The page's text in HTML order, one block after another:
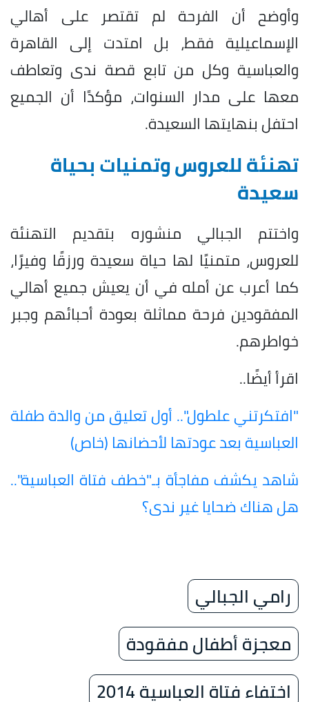
وأوضح أن الفرحة لم تقتصر على أهالي
الإسماعيلية فقط، بل امتدت إلى القاهرة
والعباسية وكل من تابع قصة ندى وتعاطف
معها على مدار السنوات، مؤكدًا أن الجميع
احتفل بنهايتها السعيدة.
تهنئة للعروس وتمنيات بحياة
سعيدة
واختتم الجبالي منشوره بتقديم التهنئة
للعروس، متمنيًا لها حياة سعيدة ورزقًا وفيرًا،
كما أعرب عن أمله في أن يعيش جميع أهالي
المفقودين فرحة مماثلة بعودة أحبائهم وجبر
خواطرهم.
اقرأ أيضًا..
"افتكرتني علطول".. أول تعليق من والدة طفلة
العباسية بعد عودتها لأحضانها (خاص)
شاهد يكشف مفاجأة بـ"خطف فتاة العباسية"..
هل هناك ضحايا غير ندى؟
رامي الجبالي
معجزة أطفال مفقودة
اختفاء فتاة العباسية 2014